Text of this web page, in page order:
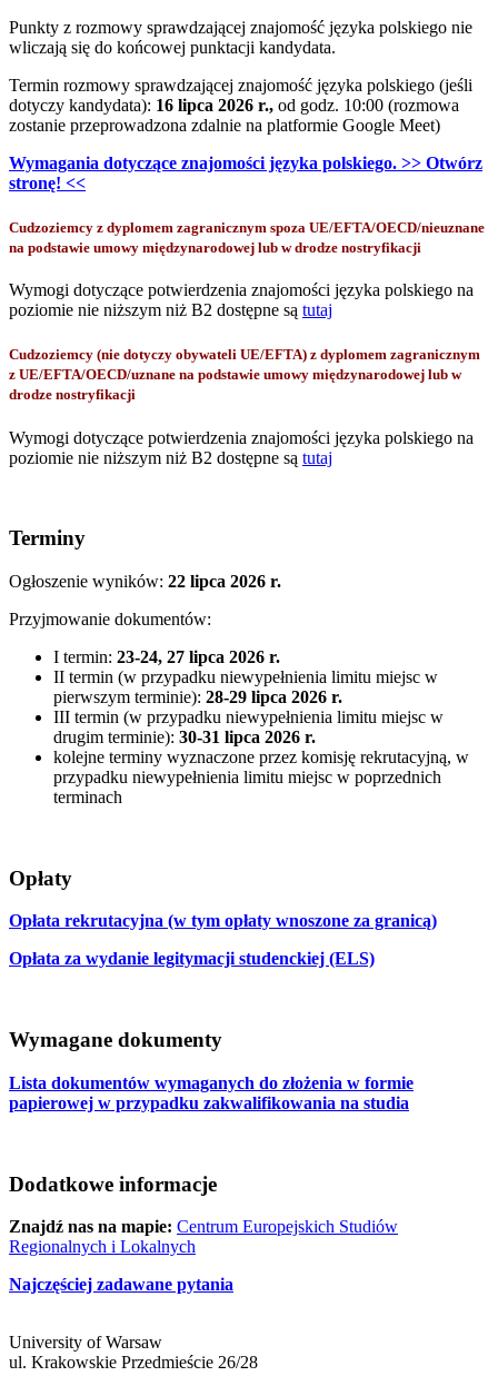
Punkty z rozmowy sprawdzającej znajomość języka polskiego nie
wliczają się do końcowej punktacji kandydata.
Termin rozmowy sprawdzającej znajomość języka polskiego (jeśli
dotyczy kandydata): 16 lipca 2026 r., od godz. 10:00 (rozmowa
zostanie przeprowadzona zdalnie na platformie Google Meet)
Wymagania dotyczące znajomości języka polskiego. >> Otwórz
stronę! <<
Cudzoziemcy z dyplomem zagranicznym spoza UE/EFTA/OECD/nieuznane
na podstawie umowy międzynarodowej lub w drodze nostryfikacji
Wymogi dotyczące potwierdzenia znajomości języka polskiego na
poziomie nie niższym niż B2 dostępne są tutaj
Cudzoziemcy (nie dotyczy obywateli UE/EFTA) z dyplomem zagranicznym
z UE/EFTA/OECD/uznane na podstawie umowy międzynarodowej lub w
drodze nostryfikacji
Wymogi dotyczące potwierdzenia znajomości języka polskiego na
poziomie nie niższym niż B2 dostępne są tutaj
Terminy
Ogłoszenie wyników: 22 lipca 2026 r.
Przyjmowanie dokumentów:
I termin: 23-24, 27 lipca 2026 r.
II termin (w przypadku niewypełnienia limitu miejsc w
pierwszym terminie): 28-29 lipca 2026 r.
III termin (w przypadku niewypełnienia limitu miejsc w
drugim terminie): 30-31 lipca 2026 r.
kolejne terminy wyznaczone przez komisję rekrutacyjną, w
przypadku niewypełnienia limitu miejsc w poprzednich
terminach
Opłaty
Opłata rekrutacyjna (w tym opłaty wnoszone za granicą)
Opłata za wydanie legitymacji studenckiej (ELS)
Wymagane dokumenty
Lista dokumentów wymaganych do złożenia w formie
papierowej w przypadku zakwalifikowania na studia
Dodatkowe informacje
Znajdź nas na mapie: Centrum Europejskich Studiów
Regionalnych i Lokalnych
Najczęściej zadawane pytania
University of Warsaw
ul. Krakowskie Przedmieście 26/28